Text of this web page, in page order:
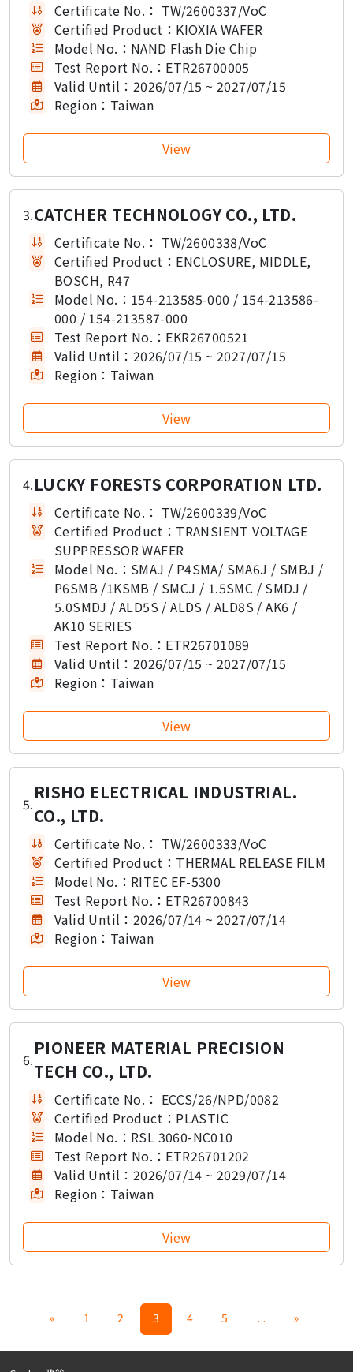
Certificate No.： TW/2600337/VoC
Certified Product： KIOXIA WAFER
Model No.： NAND Flash Die Chip
Test Report No.： ETR26700005
Valid Until： 2026/07/15 ~ 2027/07/15
Region： Taiwan
3.CATCHER TECHNOLOGY CO., LTD.
Certificate No.： TW/2600338/VoC
Certified Product： ENCLOSURE, MIDDLE,
BOSCH, R47
Model No.： 154-213585-000 / 154-213586-
000 / 154-213587-000
Test Report No.： EKR26700521
Valid Until： 2026/07/15 ~ 2027/07/15
Region： Taiwan
4.LUCKY FORESTS CORPORATION LTD.
Certificate No.： TW/2600339/VoC
Certified Product： TRANSIENT VOLTAGE
SUPPRESSOR WAFER
Model No.： SMAJ / P4SMA/ SMA6J / SMBJ /
P6SMB /1KSMB / SMCJ / 1.5SMC / SMDJ /
5.0SMDJ / ALD5S / ALDS / ALD8S / AK6 /
AK10 SERIES
Test Report No.： ETR26701089
Valid Until： 2026/07/15 ~ 2027/07/15
Region： Taiwan
5.
RISHO ELECTRICAL INDUSTRIAL.
CO., LTD.
Certificate No.： TW/2600333/VoC
Certified Product： THERMAL RELEASE FILM
Model No.： RITEC EF-5300
Test Report No.： ETR26700843
Valid Until： 2026/07/14 ~ 2027/07/14
Region： Taiwan
6.
PIONEER MATERIAL PRECISION
TECH CO., LTD.
Certificate No.： ECCS/26/NPD/0082
Certified Product： PLASTIC
Model No.： RSL 3060-NC010
Test Report No.： ETR26701202
Valid Until： 2026/07/14 ~ 2029/07/14
Region： Taiwan
« 1 2 3 4 5 ... »